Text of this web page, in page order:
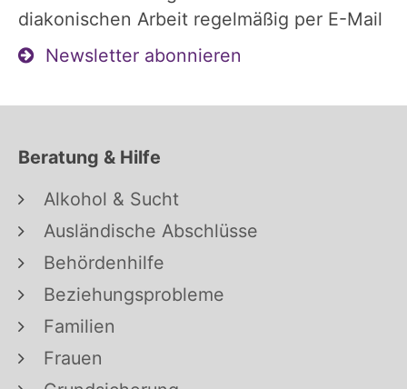
diakonischen Arbeit regelmäßig per E-Mail
Newsletter abonnieren
Beratung & Hilfe
Alkohol & Sucht
Ausländische Abschlüsse
Behördenhilfe
Beziehungsprobleme
Familien
Frauen